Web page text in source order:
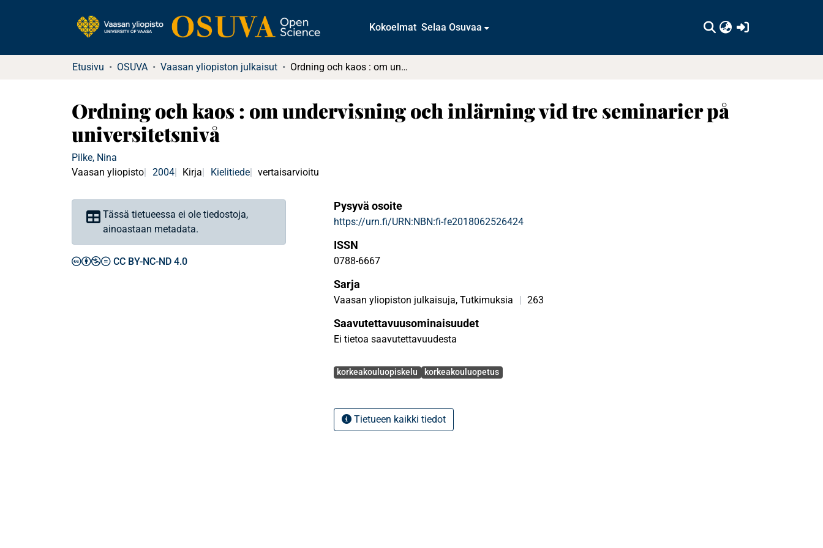
Kokoelmat Selaa Osuvaa
Etusivu OSUVA Vaasan yliopiston julkaisut Ordning och kaos : om undervisning och inlärning vid tre seminarier på universitetsnivå
Ordning och kaos : om undervisning och inlärning vid tre seminarier på
universitetsnivå
Pilke, Nina
Vaasan yliopisto
2004 Kirja Kielitiede vertaisarvioitu
Tässä tietueessa ei ole tiedostoja,
ainoastaan metadata.
CC BY-NC-ND 4.0
Pysyvä osoite
https://urn.fi/URN:NBN:fi-fe2018062526424
ISSN
0788-6667
Sarja
Vaasan yliopiston julkaisuja, Tutkimuksia | 263
Saavutettavuusominaisuudet
Ei tietoa saavutettavuudesta
Avainsanat
korkeakouluopiskelu korkeakouluopetus
Tietueen kaikki tiedot